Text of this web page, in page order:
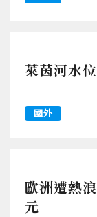
萊茵河水
國外
歐洲遭熱
元